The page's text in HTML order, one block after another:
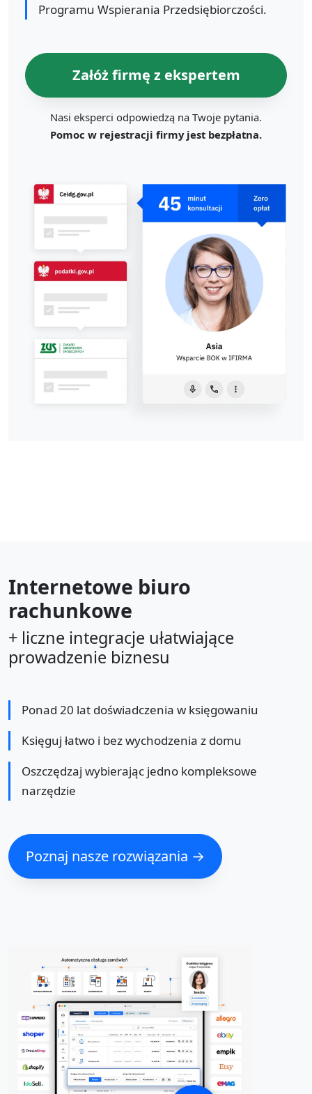
Programu Wspierania Przedsiębiorczości.
Załóż firmę z ekspertem
Nasi eksperci odpowiedzą na Twoje pytania.
Pomoc w rejestracji firmy jest bezpłatna.
Internetowe biuro
rachunkowe
+ liczne integracje ułatwiające
prowadzenie biznesu
Ponad 20 lat doświadczenia w księgowaniu
Księguj łatwo i bez wychodzenia z domu
Oszczędzaj wybierając jedno kompleksowe
narzędzie
Poznaj nasze rozwiązania →